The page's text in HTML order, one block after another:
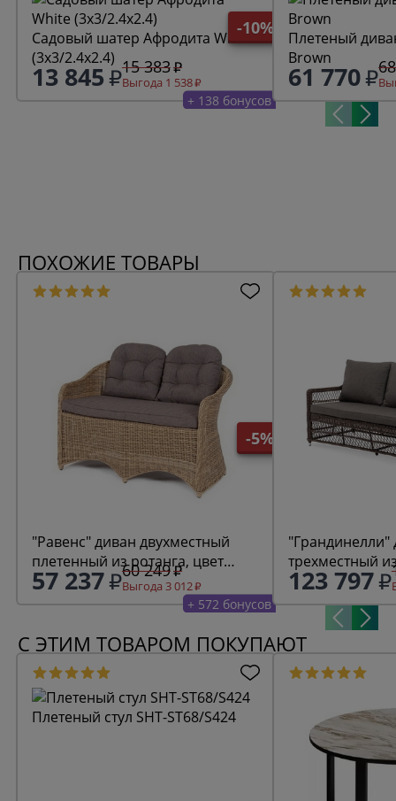
-10%
Садовый шатер Афродита White
(3x3/2.4x2.4)
13 845 15 383
Выгода 1 538
+ 138 бонусов
Плетеный диван
Brown
61 770
ПОХОЖИЕ ТОВАРЫ
-5%
"Равенс" диван двухместный
плетенный из ротанга, цвет
соломенный
57 237 60 249
Выгода 3 012
+ 572 бонусов
"Грандинелли"
трехместный
ротанга, цвет
123 797
С ЭТИМ ТОВАРОМ ПОКУПАЮТ
Плетеный стул SHT-ST68/S424